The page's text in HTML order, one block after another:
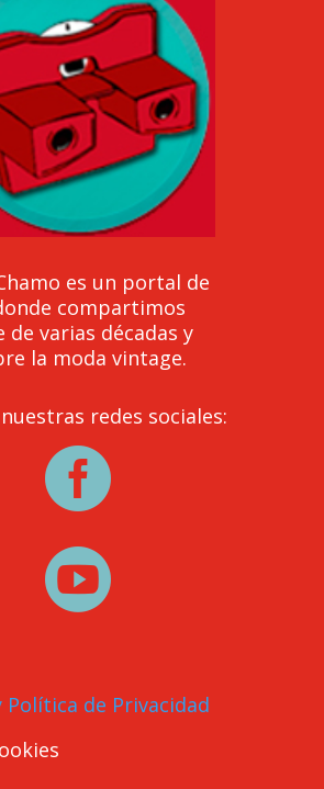
es un portal de
compartimos
de varias décadas y
la moda vintage.
redes sociales:


Política de Privacidad